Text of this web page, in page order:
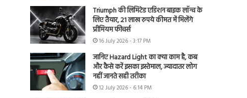
Triumph की लिमिटेड एडिशन बाइक लॉन्च के
लिए तैयार, 21 लाख रुपये कीमत में मिलेंगे
प्रीमियम फीचर्स
16 July 2026 - 3:17 PM
जानिए Hazard Light का क्या काम है, कब
और कैसे करें इसका इस्तेमाल, ज्यादातर लोग
नहीं जानते सही तरीका
12 July 2026 - 6:14 PM